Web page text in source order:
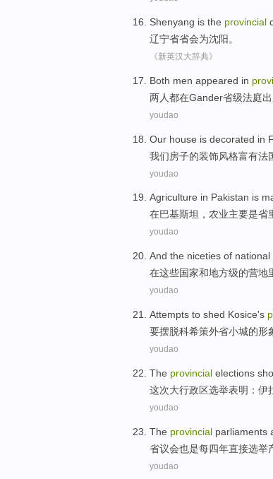
Shenyang is the provincial
辽宁省省会为沈阳。
《新英汉大辞典》
Both men appeared in
两人都在Gander省级法庭出
youdao
Our house is decorated in
我们房子的装饰风格富有法
youdao
Agriculture in Pakistan is
在巴基斯坦 ， 农业主要是省
youdao
And the niceties of national
在这些国家和地方级的营地
youdao
Attempts to shed Kosice's
要摆脱科希策外省小城的形
youdao
The provincial elections
这次大行政区选举表明 ： 伊
youdao
The provincial parliaments
省议会也是每四年直接选举
youdao